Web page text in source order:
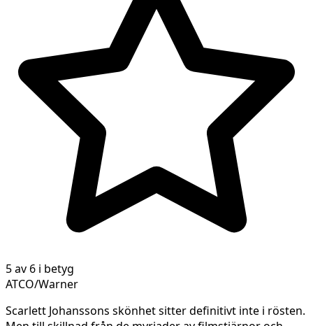
5 av 6 i betyg
ATCO/Warner
Scarlett Johanssons skönhet sitter definitivt inte i rösten.